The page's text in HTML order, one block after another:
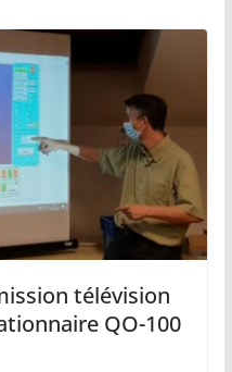
télévision
QO-100